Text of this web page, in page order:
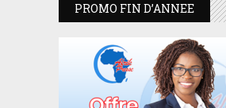
PROMO FIN D’ANNEE